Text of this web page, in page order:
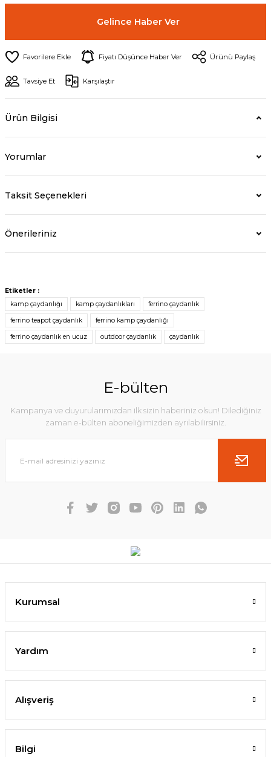
Gelince Haber Ver
Fiyatı Düşünce Haber Ver Ürünü Paylaş
Tavsiye Et Karşılaştır
Ürün Bilgisi
Yorumlar
Taksit Seçenekleri
Önerileriniz
Etiketler :
kamp çaydanlığı
kamp çaydanlıkları ferrino çaydanlık
ferrino teapot çaydanlık ferrino kamp çaydanlığı
ferrino çaydanlık en ucuz outdoor çaydanlık çaydanlık
E-bülten
Kampanya ve duyurularımızdan ilk sizin haberiniz olsun! Dilediğiniz
zaman e-bülten aboneliğimizden ayrılabilirsiniz.
Kurumsal
Yardım
Alışveriş
Bilgi